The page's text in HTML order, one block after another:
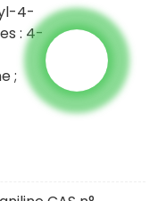
4-
: 4-
;